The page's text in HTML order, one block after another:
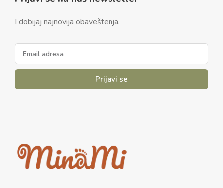
I dobijaj najnovija obaveštenja.
Prijavi se